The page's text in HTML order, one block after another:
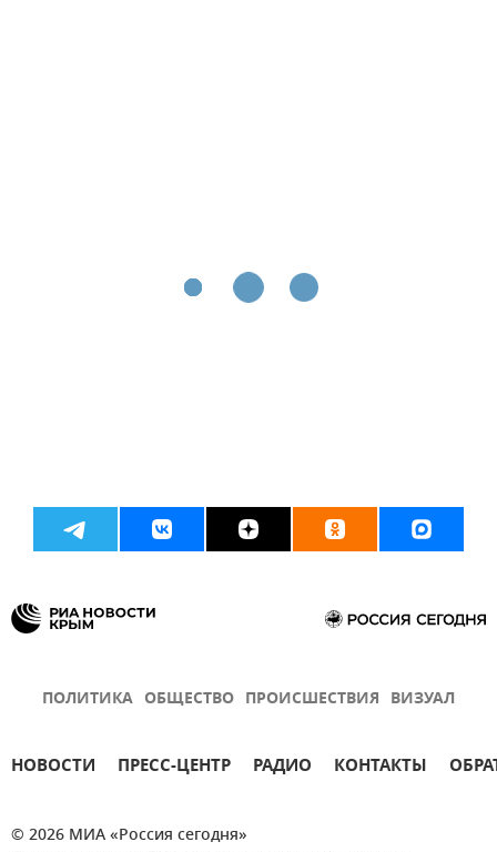
ПОЛИТИКА ОБЩЕСТВО ПРОИСШЕСТВИЯ ВИЗУАЛ
НОВОСТИ ПРЕСС-ЦЕНТР РАДИО КОНТАКТЫ
© 2026 МИА «Россия сегодня»